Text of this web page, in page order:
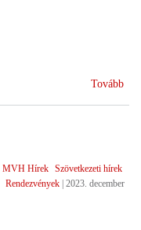
Tovább
MVH Hírek Szövetkezeti hírek
Rendezvények 2023. december